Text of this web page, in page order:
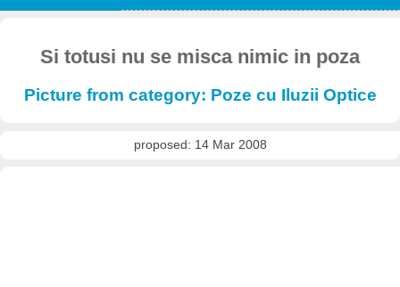
Si totusi nu se misca nimic in poza
Picture from category: Poze cu Iluzii Optice
proposed: 14 Mar 2008